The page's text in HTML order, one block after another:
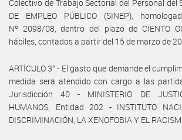
Colectivo de Trabajo Sectorial del Personal del
DE EMPLEO PÚBLICO (SINEP),
Nº 2098/08, dentro del plazo de CIENTO
hábiles, contados a partir del 15 de marzo de
ARTÍCULO 3°.- El gasto que demande el
medida será atendido con cargo a las
Jurisdicción 40 - MINISTERIO DE
HUMANOS, Entidad 202 - INSTITUTO
DISCRIMINACIÓN, LA XENOFOBIA Y EL